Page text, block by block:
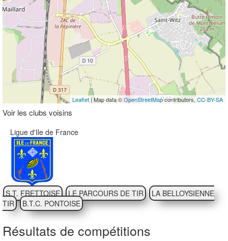
Leaflet | Map data ©OpenStreetMapcontributors, CC-BY-SA
Voir les clubs voisins
Ligue d'Ile de France
S.T. FRETTOISE LE PARCOURS DE TIR
LA BELLOYSIENNE
TIR
B.T.C. PONTOISE
Résultats de compétitions